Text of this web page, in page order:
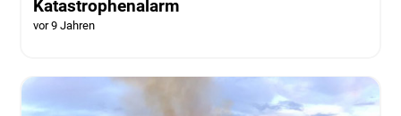
Katastrophenalarm
vor 9 Jahren